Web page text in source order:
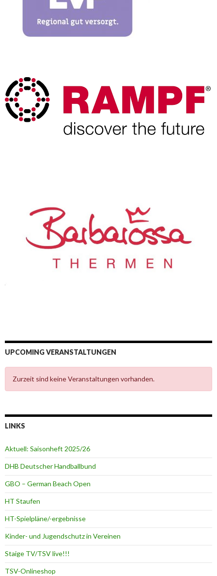
UPCOMING VERANSTALTUNGEN
Zurzeit sind keine Veranstaltungen vorhanden.
LINKS
Aktuell: Saisonheft 2025/26
DHB Deutscher Handballbund
GBO – German Beach Open
HT Staufen
HT-Spielpläne/-ergebnisse
Kinder- und Jugendschutz in Vereinen
Staige TV/TSV live!!!
TSV-Onlineshop